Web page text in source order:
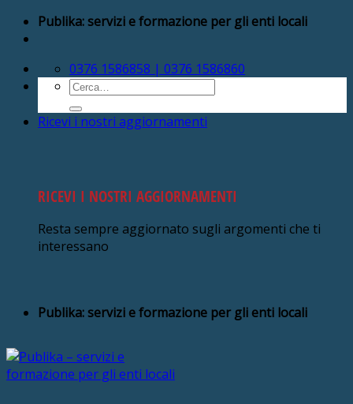
Salta Publika: servizi e formazione per gli enti locali
0376 1586858 | 0376 1586860
Cerca:
Ricevi i nostri aggiornamenti
RICEVI I NOSTRI AGGIORNAMENTI
Resta sempre aggiornato sugli argomenti che ti
interessano
Publika: servizi e formazione per gli enti locali